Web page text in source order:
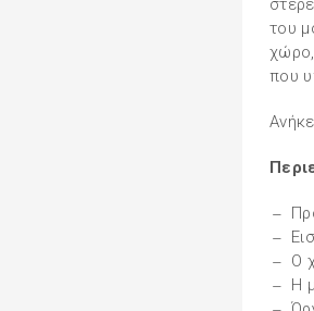
του
χώρο,
που
Ο
Η